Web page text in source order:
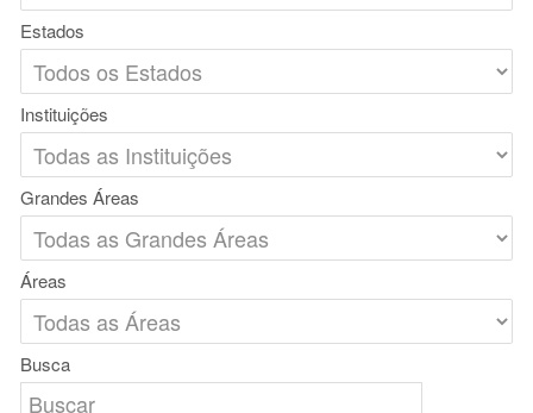
Estados
Instituições
Grandes Áreas
Áreas
Busca